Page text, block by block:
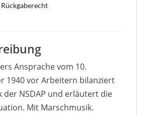
Rückgaberecht
Ansprache vom 10.
1940 vor Arbeitern bilanziert
der NSDAP und erläutert die
Mit Marschmusik.